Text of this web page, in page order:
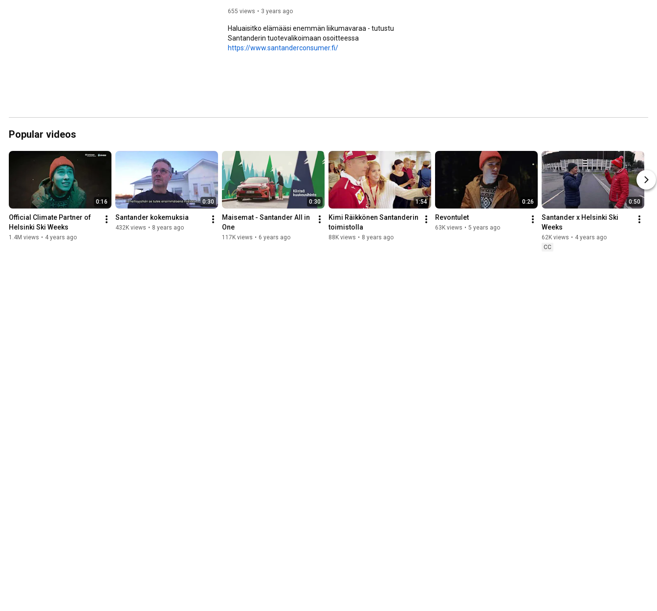
655 views 3 years ago
Haluaisitko elämääsi enemmän liikumavaraa - tutustu
https://www.santanderconsumer.fi/
Popular videos
0:16
Official Climate Partner of
Helsinki Ski Weeks
1.4M views • 4 years ago
0:30
Santander kokemuksia
432K views • 8 years ago
0:30
Maisemat - Santander All in
One
117K views • 6 years ago
1:54
Kimi Räikkönen Santanderin
toimistolla
88K views • 8 years ago
0:26
Revontulet
63K views • 5 years ago
0:50
Santander x Helsinki Ski
Weeks
62K views • 4 years ago
CC